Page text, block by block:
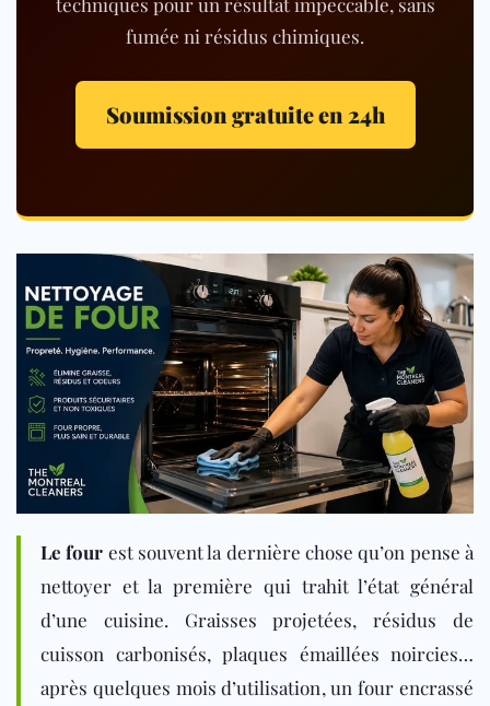
fumée ni résidus chimiques.
Soumission gratuite en 24h
Le four est souvent la dernière chose qu’on pense à
nettoyer et la première qui trahit l’état général
d’une cuisine. Graisses projetées, résidus de
cuisson carbonisés, plaques émaillées noircies…
après quelques mois d’utilisation, un four encrassé